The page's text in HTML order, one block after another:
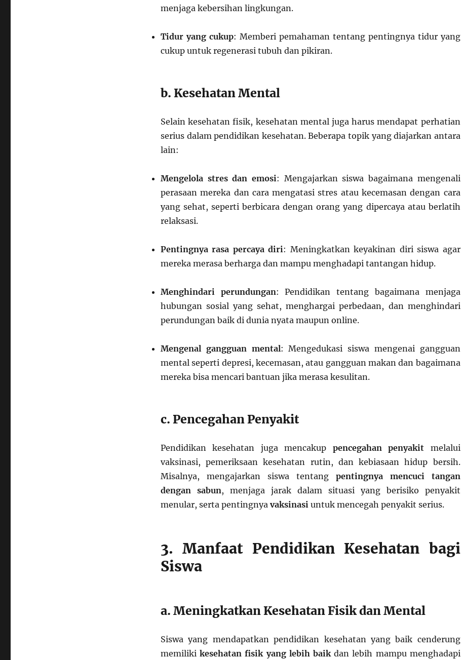
menjaga kebersihan lingkungan.
Tidur yang cukup: Memberi pemahaman tentang pentingnya tidur yang
cukup untuk regenerasi tubuh dan pikiran.
b. Kesehatan Mental
Selain kesehatan fisik, kesehatan mental juga harus mendapat perhatian
serius dalam pendidikan kesehatan. Beberapa topik yang diajarkan antara
lain:
Mengelola stres dan emosi: Mengajarkan siswa bagaimana mengenali
perasaan mereka dan cara mengatasi stres atau kecemasan dengan cara
yang sehat, seperti berbicara dengan orang yang dipercaya atau berlatih
relaksasi.
Pentingnya rasa percaya diri: Meningkatkan keyakinan diri siswa agar
mereka merasa berharga dan mampu menghadapi tantangan hidup.
Menghindari perundungan: Pendidikan tentang bagaimana menjaga
hubungan sosial yang sehat, menghargai perbedaan, dan menghindari
perundungan baik di dunia nyata maupun online.
Mengenal gangguan mental: Mengedukasi siswa mengenai gangguan
mental seperti depresi, kecemasan, atau gangguan makan dan bagaimana
mereka bisa mencari bantuan jika merasa kesulitan.
c. Pencegahan Penyakit
Pendidikan kesehatan juga mencakup pencegahan penyakit melalui
vaksinasi, pemeriksaan kesehatan rutin, dan kebiasaan hidup bersih.
Misalnya, mengajarkan siswa tentang pentingnya mencuci tangan
dengan sabun, menjaga jarak dalam situasi yang berisiko penyakit
menular, serta pentingnya vaksinasiuntuk mencegah penyakit serius.
3. Manfaat Pendidikan Kesehatan bagi
Siswa
a. Meningkatkan Kesehatan Fisik dan Mental
Siswa yang mendapatkan pendidikan kesehatan yang baik cenderung
memilikikesehatan fisik yang lebih baikdan lebih mampu menghadapi